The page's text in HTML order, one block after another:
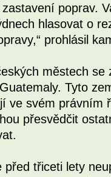
poprav.
hlasovat o
prohlásil
městech
Tyto
ve svém právním
přesvědčit
před třiceti lety